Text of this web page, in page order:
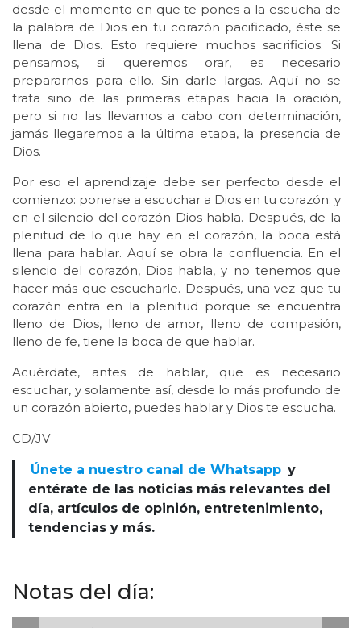
desde el momento en que te pones a la escucha de
la palabra de Dios en tu corazón pacificado, éste se
llena de Dios. Esto requiere muchos sacrificios. Si
pensamos, si queremos orar, es necesario
prepararnos para ello. Sin darle largas. Aquí no se
trata sino de las primeras etapas hacia la oración,
pero si no las llevamos a cabo con determinación,
jamás llegaremos a la última etapa, la presencia de
Dios.
Por eso el aprendizaje debe ser perfecto desde el
comienzo: ponerse a escuchar a Dios en tu corazón; y
en el silencio del corazón Dios habla. Después, de la
plenitud de lo que hay en el corazón, la boca está
llena para hablar. Aquí se obra la confluencia. En el
silencio del corazón, Dios habla, y no tenemos que
hacer más que escucharle. Después, una vez que tu
corazón entra en la plenitud porque se encuentra
lleno de Dios, lleno de amor, lleno de compasión,
lleno de fe, tiene la boca de que hablar.
Acuérdate, antes de hablar, que es necesario
escuchar, y solamente así, desde lo más profundo de
un corazón abierto, puedes hablar y Dios te escucha.
CD/JV
Únete a nuestro canal de Whatsapp y
entérate de las noticias más relevantes del
día, artículos de opinión, entretenimiento,
tendencias y más.
Notas del día: